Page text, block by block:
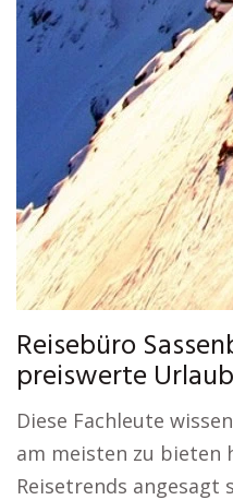
Reisebüro
preiswerte
Diese Fachleute
am meisten zu bieten
Reisetrends angesagt